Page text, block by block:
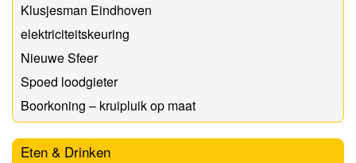
Klusjesman Eindhoven
elektriciteitskeuring
Nieuwe Sfeer
Spoed loodgieter
Boorkoning – kruipluik op maat
Eten & Drinken